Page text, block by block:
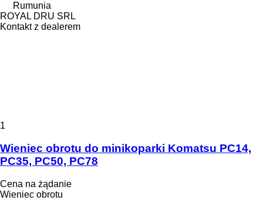
Rumunia
ROYAL DRU SRL
Kontakt z dealerem
1
Wieniec obrotu do minikoparki Komatsu PC14,
PC35, PC50, PC78
Cena na żądanie
Wieniec obrotu